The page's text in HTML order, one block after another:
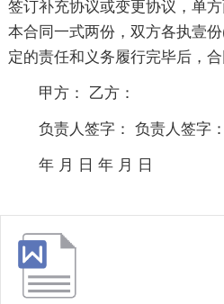
签订补充协议或变更协议，单
本合同一式两份，双方各执壹
定的责任和义务履行完毕后，合
甲方： 乙方：
负责人签字： 负责人签字：
年 月 日 年 月 日